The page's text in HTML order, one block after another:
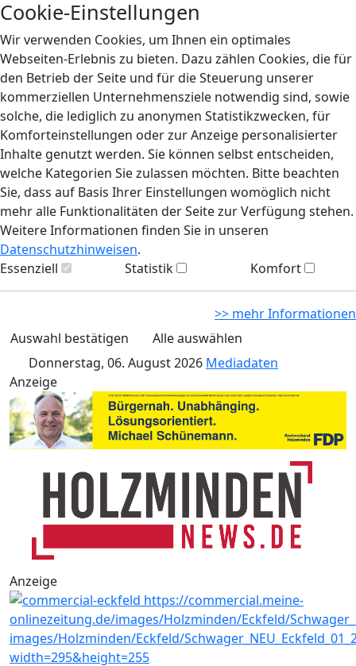
Cookie-Einstellungen
Wir verwenden Cookies, um Ihnen ein optimales
Webseiten-Erlebnis zu bieten. Dazu zählen Cookies, die für
den Betrieb der Seite und für die Steuerung unserer
kommerziellen Unternehmensziele notwendig sind, sowie
solche, die lediglich zu anonymen Statistikzwecken, für
Komforteinstellungen oder zur Anzeige personalisierter
Inhalte genutzt werden. Sie können selbst entscheiden,
welche Kategorien Sie zulassen möchten. Bitte beachten
Sie, dass auf Basis Ihrer Einstellungen womöglich nicht
mehr alle Funktionalitäten der Seite zur Verfügung stehen.
Weitere Informationen finden Sie in unseren
Datenschutzhinweisen.
Essenziell
Statistik Komfort
>> mehr Informationen
Auswahl bestätigen
Alle auswählen
Donnerstag, 06. August 2026 Mediadaten
Anzeige
Anzeige